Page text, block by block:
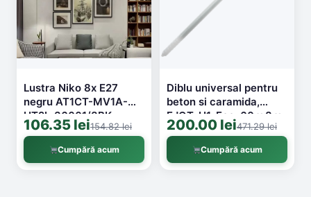
Lustra Niko 8x E27
negru AT1CT-MV1A-
HT2L-36001/8BK
106.35 lei154.82 lei
Cumpără acum
Diblu universal pentru
beton si caramida,
EJOT, H1, Eco, 60 x 8 x
195 mm, 100 buc/cutie
200.00 lei471.29 lei
Cumpără acum